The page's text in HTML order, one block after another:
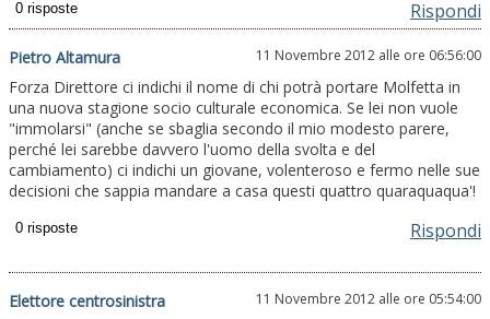
Rispondi
Pietro Altamura 11 Novembre 2012 alle ore 06:56:00
Forza Direttore ci indichi il nome di chi potrà portare Molfetta in
una nuova stagione socio culturale economica. Se lei non vuole
"immolarsi" (anche se sbaglia secondo il mio modesto parere,
perché lei sarebbe davvero l'uomo della svolta e del
cambiamento) ci indichi un giovane, volenteroso e fermo nelle sue
decisioni che sappia mandare a casa questi quattro quaraquaqua'!
Rispondi
Elettore centrosinistra 11 Novembre 2012 alle ore 05:54:00